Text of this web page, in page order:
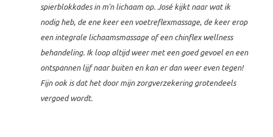
spierblokkades in m'n lichaam op. José kijkt naar wat ik
nodig heb, de ene keer een voetreflexmassage, de keer erop
een integrale lichaamsmassage of een chinflex wellness
behandeling. Ik loop altijd weer met een goed gevoel en een
ontspannen lijf naar buiten en kan er dan weer even tegen!
Fijn ook is dat het door mijn zorgverzekering grotendeels
vergoed wordt.